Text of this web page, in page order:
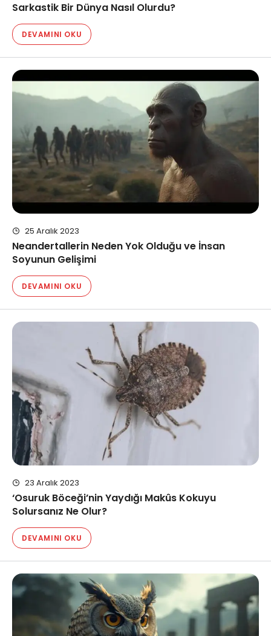
Sarkastik Bir Dünya Nasıl Olurdu?
DEVAMINI OKU
25 Aralık 2023
Neandertallerin Neden Yok Olduğu ve İnsan
Soyunun Gelişimi
DEVAMINI OKU
23 Aralık 2023
‘Osuruk Böceği’nin Yaydığı Makûs Kokuyu
Solursanız Ne Olur?
DEVAMINI OKU